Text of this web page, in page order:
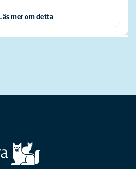
Läs mer om detta